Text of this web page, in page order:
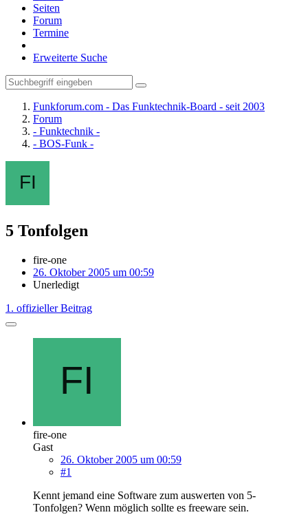
Seiten
Forum
Termine
Erweiterte Suche
Funkforum.com - Das Funktechnik-Board - seit 2003
Forum
- Funktechnik -
- BOS-Funk -
5 Tonfolgen
fire-one
26. Oktober 2005 um 00:59
Unerledigt
1. offizieller Beitrag
fire-one
Gast
26. Oktober 2005 um 00:59
#1
Kennt jemand eine Software zum auswerten von 5-
Tonfolgen? Wenn möglich sollte es freeware sein.